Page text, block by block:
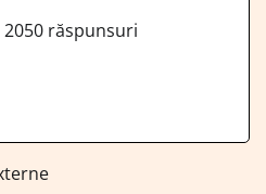
2050răspunsuri